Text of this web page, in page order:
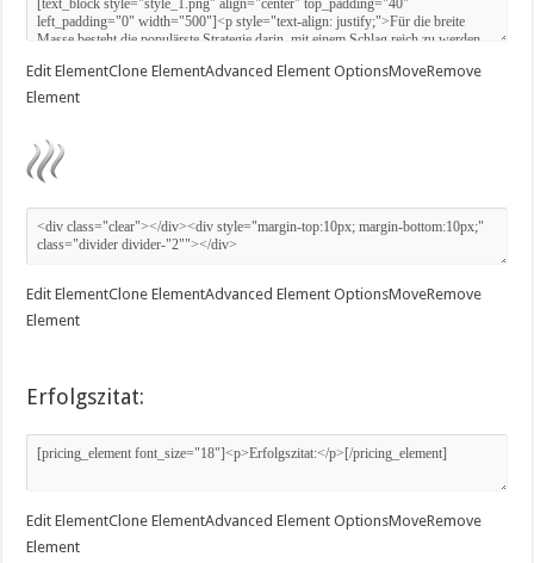
Edit ElementClone ElementAdvanced Element OptionsMoveRemove
Element
Edit ElementClone ElementAdvanced Element OptionsMoveRemove
Element
Erfolgszitat:
Edit ElementClone ElementAdvanced Element OptionsMoveRemove
Element